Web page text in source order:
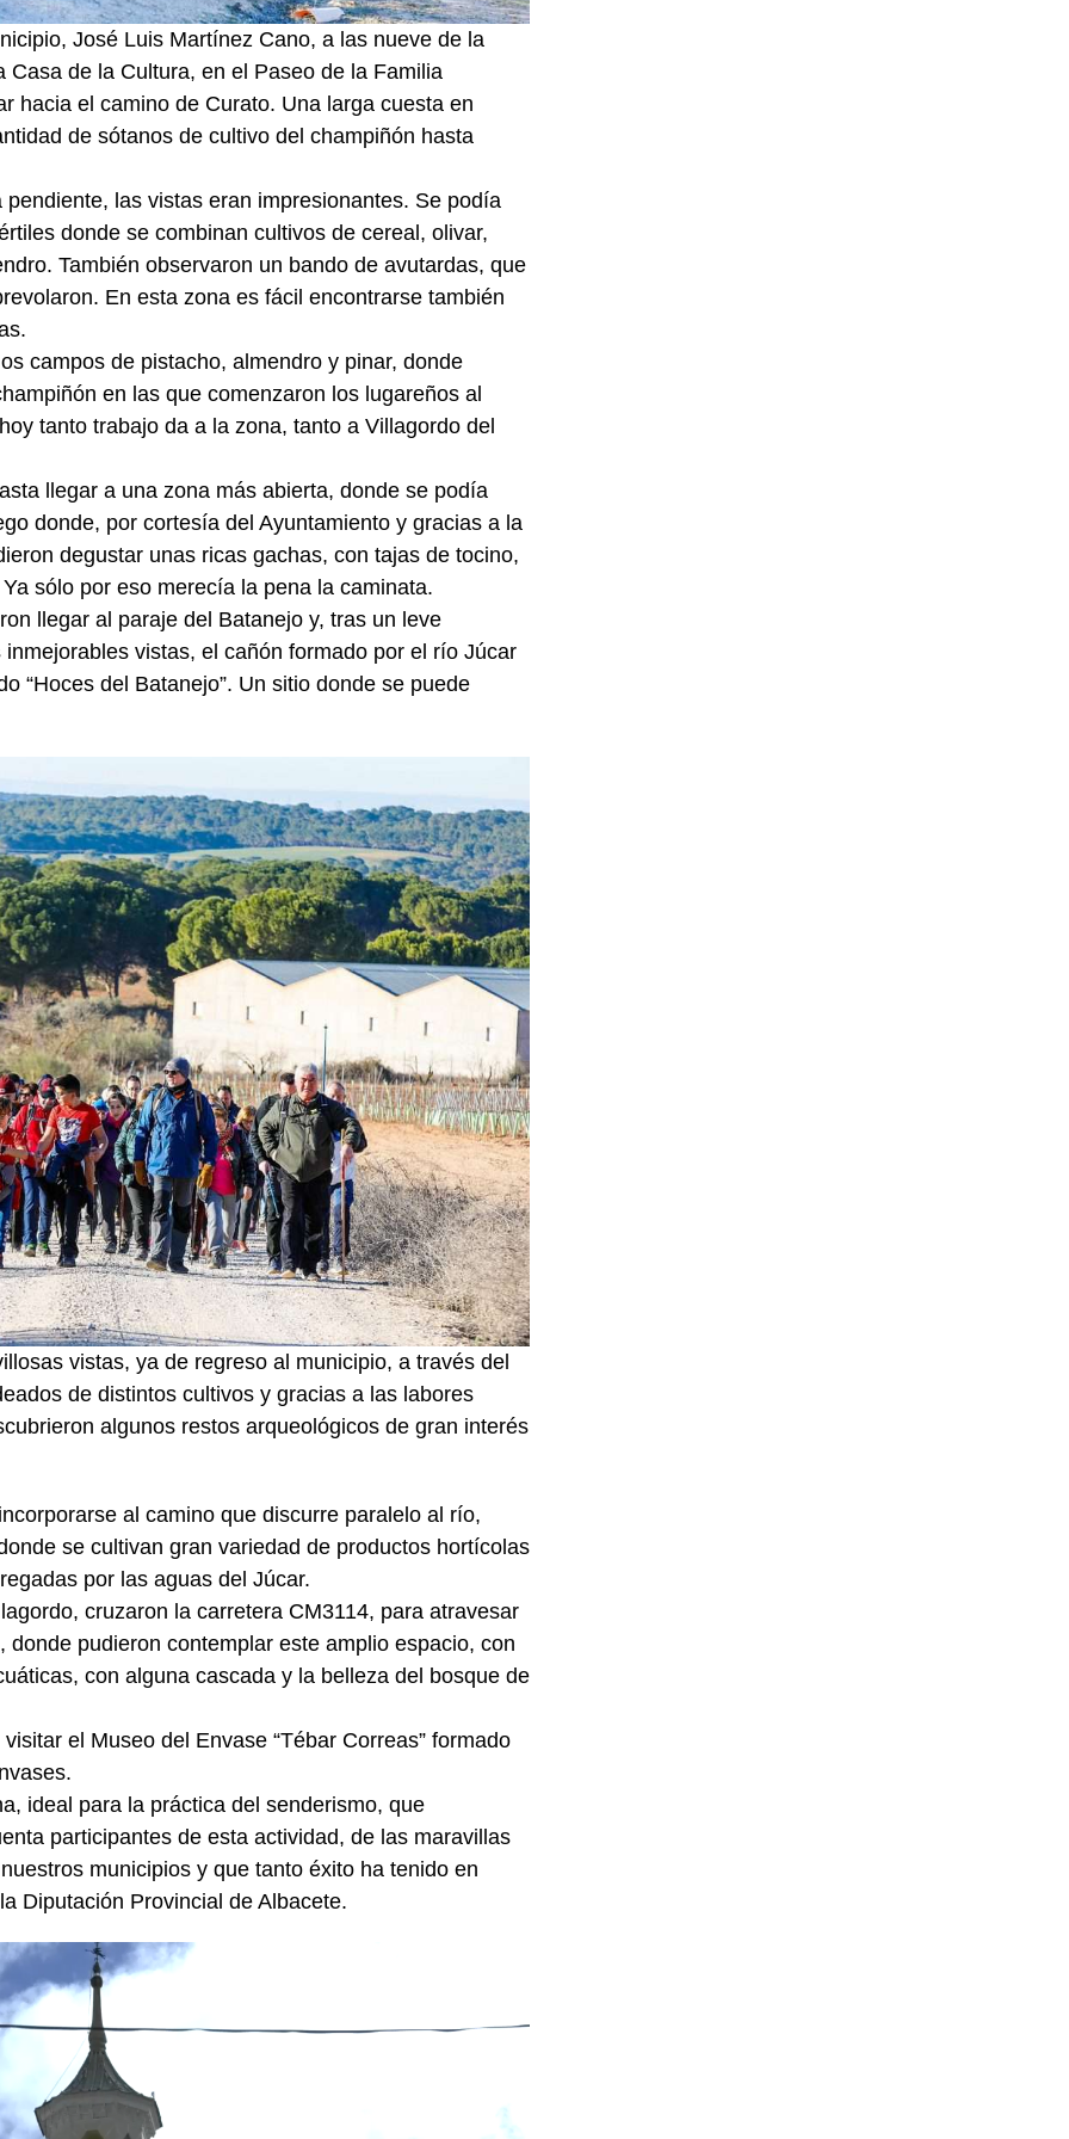
José Luis Martínez Cano, a las nueve de la
de la Cultura, en el Paseo de la Familia
hacia el camino de Curato. Una larga cuesta en
de sótanos de cultivo del champiñón hasta
las vistas eran impresionantes. Se podía
donde se combinan cultivos de cereal, olivar,
También observaron un bando de avutardas, que
En esta zona es fácil encontrarse también
campos de pistacho, almendro y pinar, donde
en las que comenzaron los lugareños al
tanto trabajo da a la zona, tanto a Villagordo del
llegar a una zona más abierta, donde se podía
donde, por cortesía del Ayuntamiento y gracias a la
degustar unas ricas gachas, con tajas de tocino,
sólo por eso merecía la pena la caminata.
llegar al paraje del Batanejo y, tras un leve
vistas, el cañón formado por el río Júcar
“Hoces del Batanejo”. Un sitio donde se puede
vistas, ya de regreso al municipio, a través del
de distintos cultivos y gracias a las labores
algunos restos arqueológicos de gran interés
al camino que discurre paralelo al río,
se cultivan gran variedad de productos hortícolas
por las aguas del Júcar.
cruzaron la carretera CM3114, para atravesar
pudieron contemplar este amplio espacio, con
con alguna cascada y la belleza del bosque de
el Museo del Envase “Tébar Correas” formado
ideal para la práctica del senderismo, que
participantes de esta actividad, de las maravillas
municipios y que tanto éxito ha tenido en
Diputación Provincial de Albacete.